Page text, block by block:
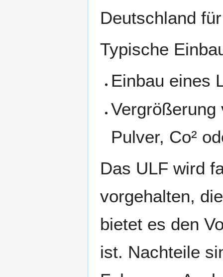
Deutschland
Typische
Einbau eines
Vergrößerung
Pulver, Co²
Das ULF wird
vorgehalten,
bietet es den
ist. Nachteile